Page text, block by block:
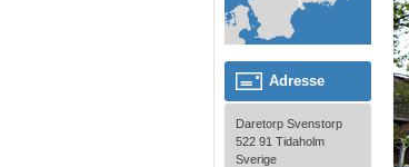
Adresse
Daretorp Svenstorp
522 91 Tidaholm
Sverige